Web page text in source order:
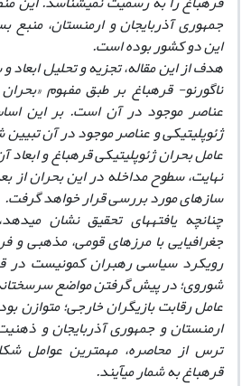
جمهوری آذربایجان و ارمنستان، منبع
این دو کشور بوده است.
هدف از این مقاله، تجزیه و تحلیل
ناگورنو- قره‏باغ بر طبق مفهوم
عناصر موجود در آن است. بر این
ژئوپلیتیکی و عناصر موجود در آن
عامل بحران ژئوپلیتیکی قره‏باغ و
نهایت، سطوح مداخله در این بحران از
سازه‏ای مورد بررسی قرار خواهد گرفت.
چنانچه یافته‏های تحقیق نشان
جغرافیایی با مرزهای قومی، مذهبی و
شوروی؛ در پیش گرفتن مواضع
عامل رقابت بازیگران خارجی؛ متوازن
ارمنستان و جمهوری آذربایجان و
ترس از محاصره، مهمترین عوامل
قره‏باغ به شمار می‏آیند.